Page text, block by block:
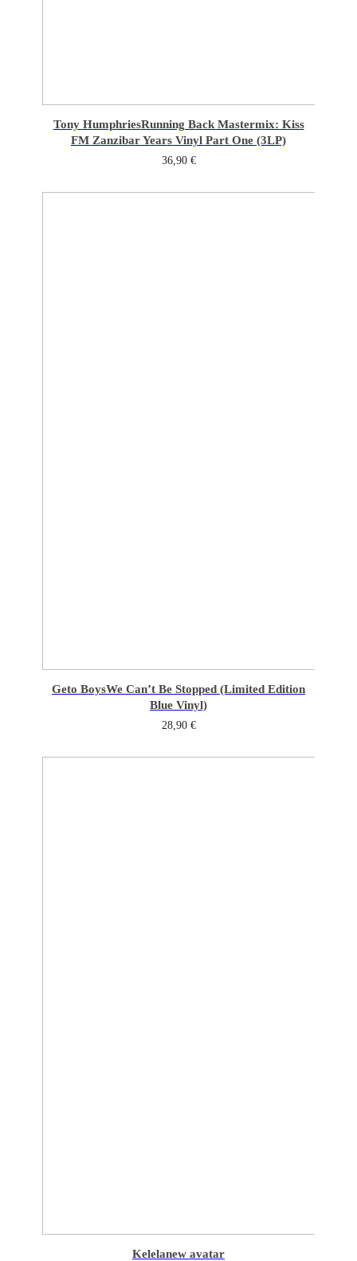
Tony HumphriesRunning Back Mastermix: Kiss
FM Zanzibar Years Vinyl Part One (3LP)
36,90 €
Geto BoysWe Can’t Be Stopped (Limited Edition
Blue Vinyl)
28,90 €
Kelelanew avatar